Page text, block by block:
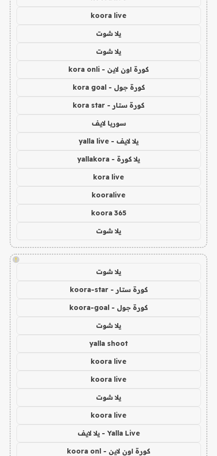
koora live
يلا شوت
يلا شوت
كورة اون لاين - kora onli
كورة جول - kora goal
كورة ستار - kora star
سوريا لايف
يلا لايف - yalla live
يلا كورة - yallakora
kora live
kooralive
koora 365
يلا شوت
!
يلا شوت
كورة ستار - koora-star
كورة جول - koora-goal
يلا شوت
yalla shoot
koora live
koora live
يلا شوت
koora live
Yalla Live - يلا لايف
كورة اون لاين - koora onl